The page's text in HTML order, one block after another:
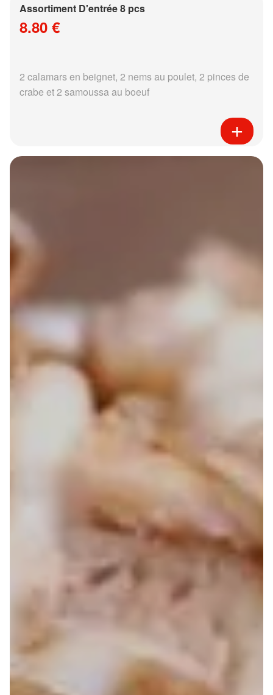
Assortiment D'entrée 8 pcs
8.80 €
2 calamars en beignet, 2 nems au poulet, 2 pinces de
crabe et 2 samoussa au boeuf